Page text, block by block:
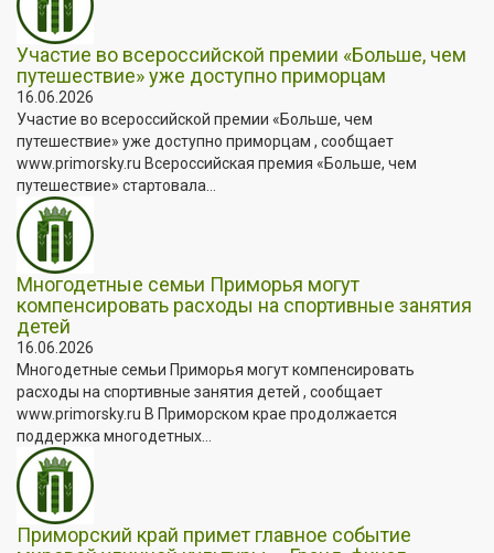
Участие во всероссийской премии «Больше, чем
путешествие» уже доступно приморцам
16.06.2026
Участие во всероссийской премии «Больше, чем
путешествие» уже доступно приморцам , сообщает
www.primorsky.ru Всероссийская премия «Больше, чем
путешествие» стартовала...
Многодетные семьи Приморья могут
компенсировать расходы на спортивные занятия
детей
16.06.2026
Многодетные семьи Приморья могут компенсировать
расходы на спортивные занятия детей , сообщает
www.primorsky.ru В Приморском крае продолжается
поддержка многодетных...
Приморский край примет главное событие